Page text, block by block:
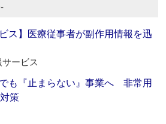
ス】医療従事者が副作用情報を迅
ービス
でも『止まらない』事業へ 非常用
策